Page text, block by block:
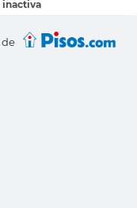
inactiva